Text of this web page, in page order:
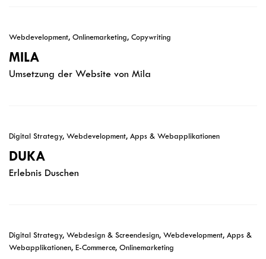
Webdevelopment, Onlinemarketing, Copywriting
MILA
Umsetzung der Website von Mila
Digital Strategy, Webdevelopment, Apps & Webapplikationen
DUKA
Erlebnis Duschen
Digital Strategy, Webdesign & Screendesign, Webdevelopment, Apps &
Webapplikationen, E-Commerce, Onlinemarketing